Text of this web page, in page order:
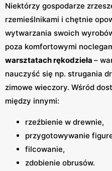
Niektórzy gospodarze
rzemieślnikami i chętnie
wytwarzania swoich
poza komfortowymi
warsztatach rękodzieła –
nauczyść się np. strugania
zimowe wieczory. Wśród
między innymi:
rzeźbienie w drewnie,
przygotowywanie
filcowanie,
zdobienie obrusów.